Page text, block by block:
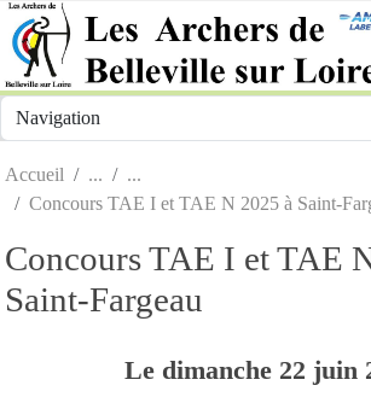
Accueil
Concours TAE I et TAE N 2025 à Saint-
Concours TAE I et TAE
Saint-Fargeau
Le dimanche 22 juin
Panneau de gestion des cookies